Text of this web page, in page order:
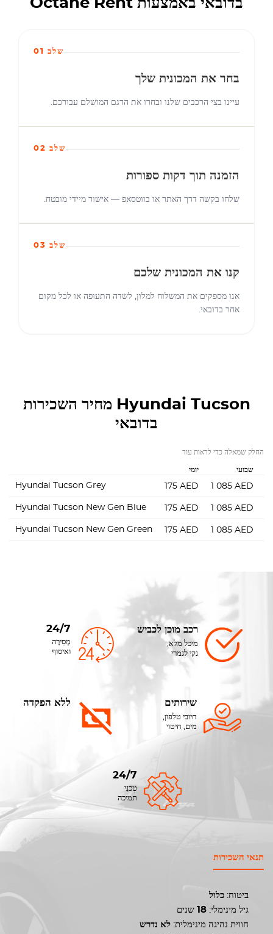
שלב 01
בחר את המכונית שלך
עיינו בצי הרכבים שלנו ובחרו את הדגם המושלם עבורכם.
שלב 02
הזמנה תוך דקות ספורות
שלחו בקשה דרך האתר או בווטסאפ — אישור מיידי מובטח.
שלב 03
קנו את המכונית שלכם
אנו מספקים את המשלוח למלון, לשדה התעופה או לכל מקום
אחר בדובאי.
Hyundai Tucson מחיר השכירות
בדובאי
החלק שמאלה כדי לראות עוד
יומי שבועי
Hyundai Tucson Grey 175 AED 1 085 AED
Hyundai Tucson New Gen Blue 175 AED 1 085 AED
Hyundai Tucson New Gen Green 175 AED 1 085 AED
24/7
מְסִירָה
ואיסוף
רכב מוכן לכביש
מיכל מלא,
נקי לגמרי
ללא הפקדה שירותים
חיובי טלפון,
מים, חיטוי
24/7
טֶכנִי
תמיכה
תנאי השכירות
ביטוח: כלול
גיל מינימלי: 18 שנים
חווית נהיגה מינימלית: לא נדרש